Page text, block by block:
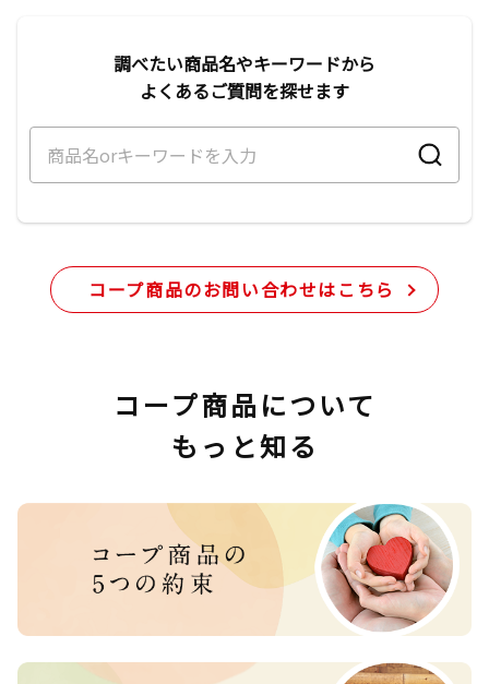
調べたい商品名やキーワードから
よくあるご質問を探せます
コープ商品のお問い合わせはこちら
コープ商品について
もっと知る